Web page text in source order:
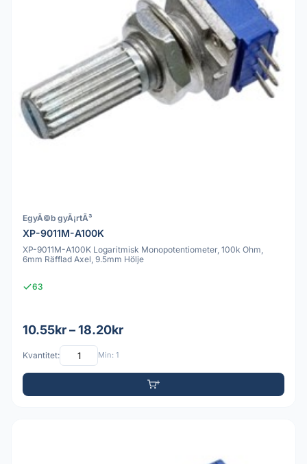
EgyÃ©b gyÃ¡rtÃ³
XP-9011M-A100K
XP-9011M-A100K Logaritmisk Monopotentiometer, 100k Ohm,
6mm Räfflad Axel, 9.5mm Hölje
63
10.55kr – 18.20kr
Kvantitet: Min: 1